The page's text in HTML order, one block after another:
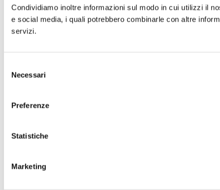
Condividiamo inoltre informazioni sul modo in cui utilizzi il
e social media, i quali potrebbero combinarle con altre
servizi.
delNecessari
Preferenze
Statistiche
Marketing